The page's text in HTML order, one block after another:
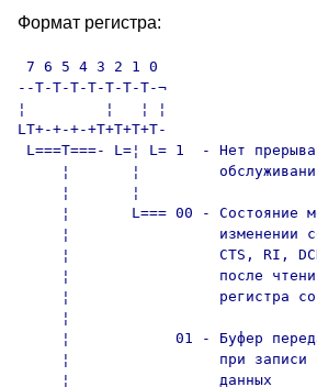
Формат регистра:
7 6 5 4 3 2 1 0
--T-T-T-T-T-T-T-¬
¦         ¦   ¦ ¦
LT+-+-+-+T+T+T+T-
L===T===- L=¦ L= 1  - Нет
¦       ¦
     ¦       ¦
¦       L=== 00 - Состояние
¦                 изменении
¦                 CTS, RI,
¦                 после
¦                 регистра
     ¦
¦            01 - Буфер
¦                 при записи
     ¦                 данных